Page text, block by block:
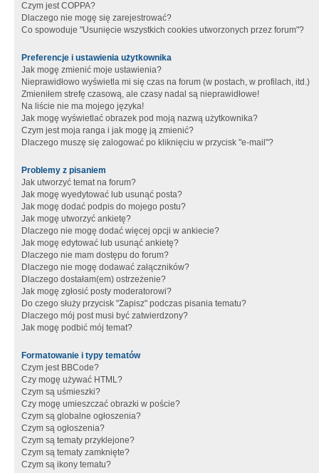
Czym jest COPPA?
Dlaczego nie mogę się zarejestrować?
Co spowoduje "Usunięcie wszystkich cookies utworzonych przez forum"?
Preferencje i ustawienia użytkownika
Jak mogę zmienić moje ustawienia?
Nieprawidłowo wyświetla mi się czas na forum (w postach, w profilach, itd.)
Zmieniłem strefę czasową, ale czasy nadal są nieprawidłowe!
Na liście nie ma mojego języka!
Jak mogę wyświetlać obrazek pod moją nazwą użytkownika?
Czym jest moja ranga i jak mogę ją zmienić?
Dlaczego muszę się zalogować po kliknięciu w przycisk "e-mail"?
Problemy z pisaniem
Jak utworzyć temat na forum?
Jak mogę wyedytować lub usunąć posta?
Jak mogę dodać podpis do mojego postu?
Jak mogę utworzyć ankietę?
Dlaczego nie mogę dodać więcej opcji w ankiecie?
Jak mogę edytować lub usunąć ankietę?
Dlaczego nie mam dostępu do forum?
Dlaczego nie mogę dodawać załączników?
Dlaczego dostałam(em) ostrzeżenie?
Jak mogę zgłosić posty moderatorowi?
Do czego służy przycisk "Zapisz" podczas pisania tematu?
Dlaczego mój post musi być zatwierdzony?
Jak mogę podbić mój temat?
Formatowanie i typy tematów
Czym jest BBCode?
Czy mogę używać HTML?
Czym są uśmieszki?
Czy mogę umieszczać obrazki w poście?
Czym są globalne ogłoszenia?
Czym są ogłoszenia?
Czym są tematy przyklejone?
Czym są tematy zamknięte?
Czym są ikony tematu?